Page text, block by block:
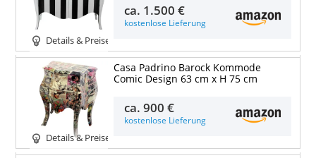
Details & Preise
ca. 1.500 €
kostenlose Lieferung
Details & Preise
Casa Padrino Barock Kommode
Comic Design 63 cm x H 75 cm
ca.900 €
kostenlose Lieferung